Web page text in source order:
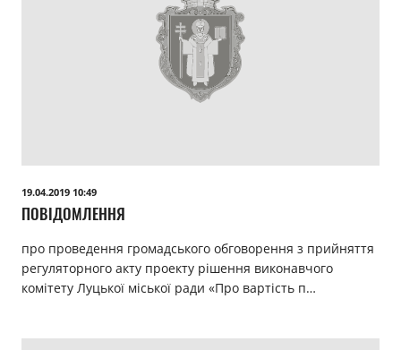
19.04.2019 10:49
ПОВІДОМЛЕННЯ
про проведення громадського обговорення з прийняття
регуляторного акту проекту рішення виконавчого
комітету Луцької міської ради «Про вартість п…